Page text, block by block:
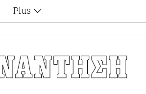
Plus
Αφιερώματα
Ζώδια